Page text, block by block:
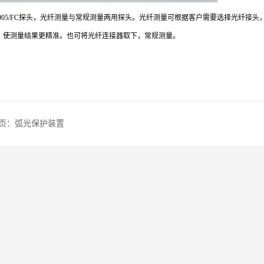
FC探头，光纤测量与常规测量两用探头。光纤测量可根据客户需要选择光纤接头
使测量结果更精准。也可将光纤连接器取下，常规测量。
： 弧光保护装置